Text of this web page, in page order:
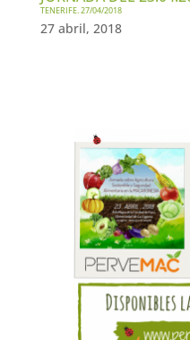
TENERIFE. 27/04/2018
27 abril, 2018